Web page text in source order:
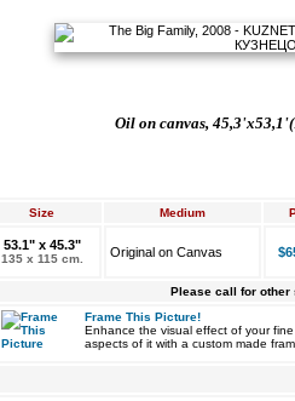
Oil on canvas,
Size Medium
53.1" x 45.3"
135 x 115 cm. Original on Canvas
Please call for other
Frame This Picture!
Enhance the visual effect of your
aspects of it with a custom made